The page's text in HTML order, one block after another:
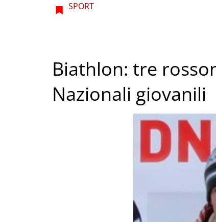
SPORT
Biathlon: tre
Nazionali giovanili